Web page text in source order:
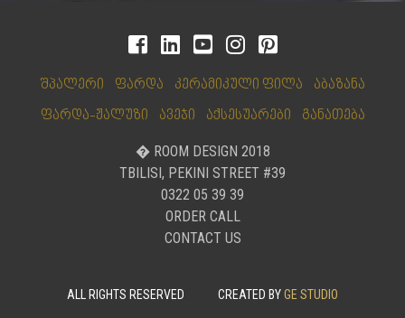
შპალერი ფარდა კერამიკული ფილა
აბაზანა
ფარდა-ჟალუზი
ავეჯი აქსესუარები განათება
� ROOM DESIGN 2018
TBILISI, PEKINI STREET #39
0322 05 39 39
ORDER CALL
CONTACT US
ALL RIGHTS RESERVED CREATED BYGE STUDIO